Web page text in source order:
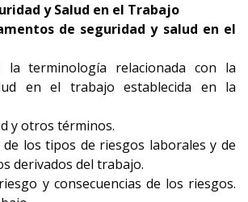
y Salud en el Trabajo
de seguridad y salud en el
la terminología relacionada con la
en el trabajo establecida en la
y otros términos.
de los tipos de riesgos laborales y de
derivados del trabajo.
y consecuencias de los riesgos.